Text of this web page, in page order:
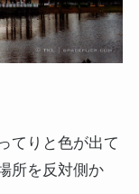
てりと色が出て
所を反対側か